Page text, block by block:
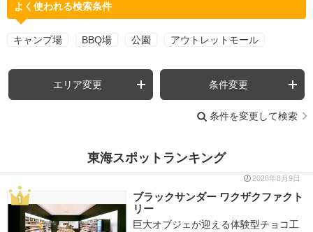
よく使われる検索条件
キャンプ場 BBQ場 公園 アウトレットモール
エリア変更 条件変更
条件を変更して検索
東海スポットランキング
2026年8月9日
ブラックサンダー ワクザクファクト
リー
巨大オブジェが迎える体験型チョコ工